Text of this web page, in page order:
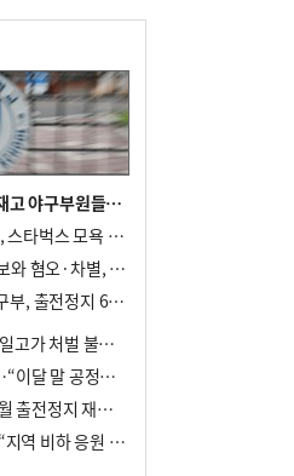
"스타벅스 가야지" 응원 배재고 야구부원들, 학교서 징계 처분
‘탱크데이’ 다시 불지핀 경찰, 스타벅스 모욕 혐의 압수수색
차정인 국교위원장 “허위정보와 혐오·차별, 학교 교실까지 유입"
‘5·18 폄훼 응원’ 배재고 야구부, 출전정지 6개월→1개월 감경
배재고 야구부 불송치 “광주일고가 처벌 불원 의사 표해”
배재고 야구부 징계 풀리나…“이달 말 공정위서 재심의”
‘스벅 구호 파문’ 배재고 6개월 출전정지 재심 신청키로
광주 찾아 고개 숙인 배재고 “지역 비하 응원 잘못”(종합)